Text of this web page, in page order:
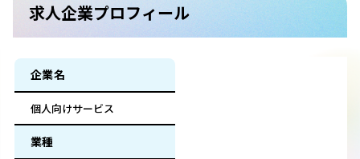
求人企業プロフィール
企業名
個人向けサービス
業種